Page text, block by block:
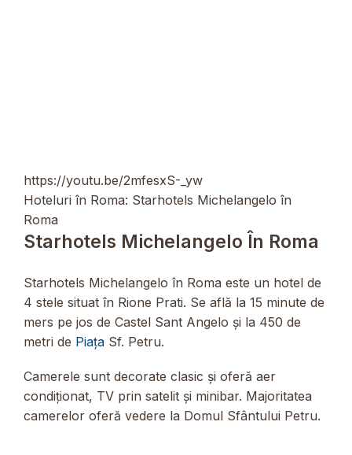
https://youtu.be/2mfesxS-_yw
Hoteluri în Roma: Starhotels Michelangelo în
Roma
Starhotels Michelangelo În Roma
Starhotels Michelangelo în Roma este un hotel de
4 stele situat în Rione Prati. Se află la 15 minute de
mers pe jos de Castel Sant Angelo și la 450 de
metri de Piața Sf. Petru.
Camerele sunt decorate clasic și oferă aer
condiționat, TV prin satelit și minibar. Majoritatea
camerelor oferă vedere la Domul Sfântului Petru.